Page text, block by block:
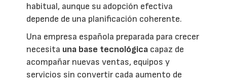
habitual, aunque su adopción efectiva
depende de una planificación coherente.
Una empresa española preparada para crecer
necesita una base tecnológica capaz de
acompañar nuevas ventas, equipos y
servicios sin convertir cada aumento de